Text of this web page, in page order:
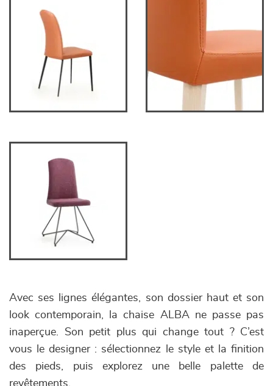
Avec ses lignes élégantes, son dossier haut et son
look contemporain, la chaise ALBA ne passe pas
inaperçue. Son petit plus qui change tout ? C’est
vous le designer : sélectionnez le style et la finition
des pieds, puis explorez une belle palette de
revêtements.